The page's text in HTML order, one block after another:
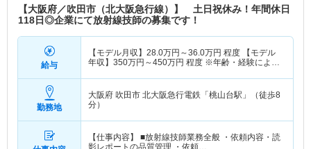
【大阪府／吹田市（北大阪急行線）】 土日祝休み！年間休日
118日◎企業にて放射線技師の募集です！
給与
【モデル月収】 28.0万円～36.0万円 程度 【モデル
年収】 350万円～450万円 程度 ※年齢・経験により
勤務地
大阪府 吹田市 北大阪急行電鉄「桃山台駅」（徒歩8
分）
【仕事内容】 ■放射線技師業務全般 ・依頼内容・読
影レポートの品質管理 ・依頼…